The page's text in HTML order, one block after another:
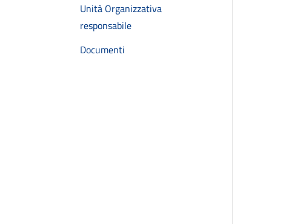
Unità Organizzativa
responsabile
Documenti